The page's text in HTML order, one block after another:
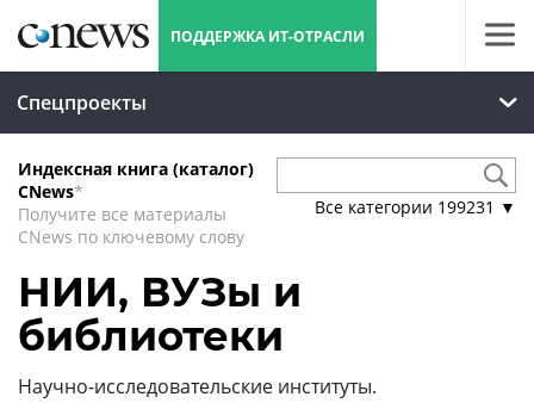
ПОДДЕРЖКА ИТ-ОТРАСЛИ
Спецпроекты
Индексная книга (каталог)
CNews*
Получите все материалы
CNews по ключевому слову
Все категории 199231 ▼
НИИ, ВУЗы и
библиотеки
Научно-исследовательские институты.